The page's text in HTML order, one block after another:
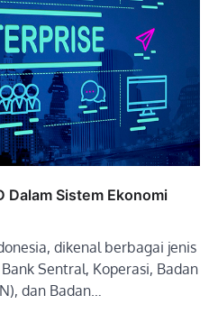
Dalam Sistem Ekonomi
dikenal berbagai jenis
Sentral, Koperasi, Badan
dan Badan…